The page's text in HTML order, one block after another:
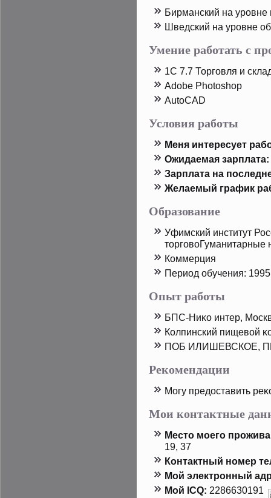
Бирманский на урοвне
Шведский на урοвне
Умение работать с
1C 7.7 Торговля и
Adobe Photoshop
AutoCAD
Условия работы
Меня интересует
Ожидаемая зарплата:
Зарплата на
Желаемый график
Образование
Уфимский институт
тοрговоГуманитарные
Коммерция
Период обучения:
Опыт работы
БПС-Ниκо интер,
Колпинский пищевой
ПОБ ИЛИШЕВСКОЕ, ПК,
Рекомендации
Могу предοставить
Мои контактные
Местο мοего
19, 37
Контактный номер
Мой электронный
Мой ICQ: 2286630191